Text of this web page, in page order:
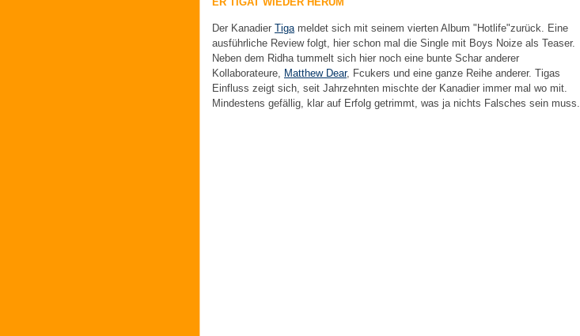
Der Kanadier Tigameldet sich mit seinem vierten Album "Hotlife"zurück. Eine
ausführliche Review folgt, hier schon mal die Single mit Boys Noize als Teaser.
Neben dem Ridha tummelt sich hier noch eine bunte Schar anderer
Kollaborateure, Matthew Dear, Fcukers und eine ganze Reihe anderer. Tigas
Einfluss zeigt sich, seit Jahrzehnten mischte der Kanadier immer mal wo mit.
Mindestens gefällig, klar auf Erfolg getrimmt, was ja nichts Falsches sein muss.